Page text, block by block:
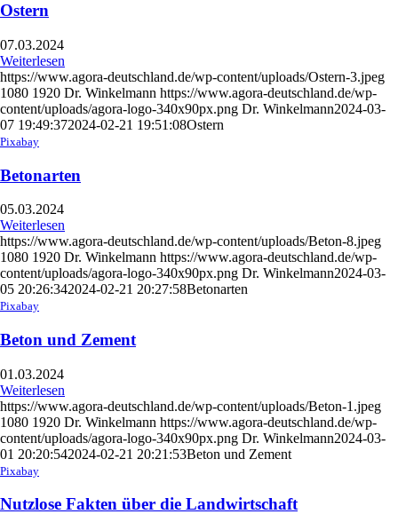
Ostern
07.03.2024
Weiterlesen
https://www.agora-deutschland.de/wp-content/uploads/Ostern-3.jpeg
1080 1920 Dr. Winkelmann https://www.agora-deutschland.de/wp-
content/uploads/agora-logo-340x90px.png Dr. Winkelmann2024-03-
07 19:49:372024-02-21 19:51:08Ostern
Pixabay
Betonarten
05.03.2024
Weiterlesen
https://www.agora-deutschland.de/wp-content/uploads/Beton-8.jpeg
1080 1920 Dr. Winkelmann https://www.agora-deutschland.de/wp-
content/uploads/agora-logo-340x90px.png Dr. Winkelmann2024-03-
05 20:26:342024-02-21 20:27:58Betonarten
Pixabay
Beton und Zement
01.03.2024
Weiterlesen
https://www.agora-deutschland.de/wp-content/uploads/Beton-1.jpeg
1080 1920 Dr. Winkelmann https://www.agora-deutschland.de/wp-
content/uploads/agora-logo-340x90px.png Dr. Winkelmann2024-03-
01 20:20:542024-02-21 20:21:53Beton und Zement
Pixabay
Nutzlose Fakten über die Landwirtschaft